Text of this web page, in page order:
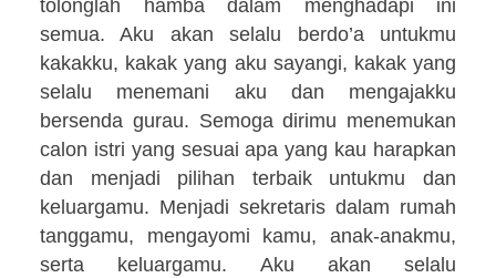
tolonglah hamba dalam menghadapi ini
semua. Aku akan selalu berdo’a untukmu
kakakku, kakak yang aku sayangi, kakak yang
selalu menemani aku dan mengajakku
bersenda gurau. Semoga dirimu menemukan
calon istri yang sesuai apa yang kau harapkan
dan menjadi pilihan terbaik untukmu dan
keluargamu. Menjadi sekretaris dalam rumah
tanggamu, mengayomi kamu, anak-anakmu,
serta keluargamu. Aku akan selalu